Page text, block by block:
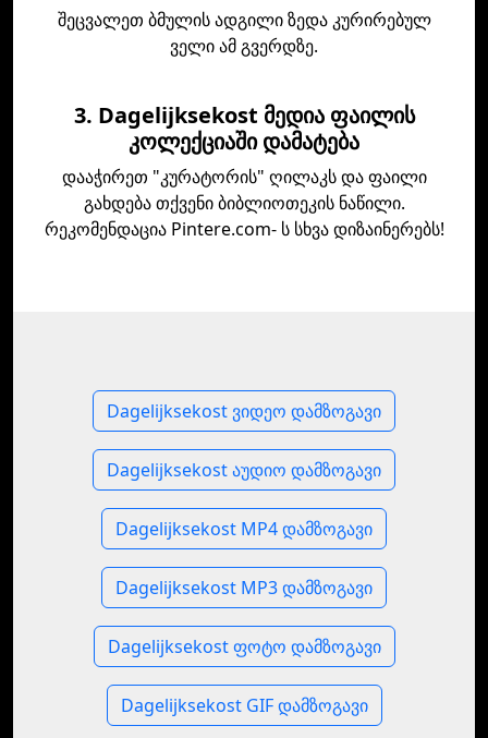
შეცვალეთ ბმულის ადგილი ზედა კურირებულ
ველი ამ გვერდზე.
3. Dagelijksekost მედია ფაილის
კოლექციაში დამატება
დააჭირეთ "კურატორის" ღილაკს და ფაილი
გახდება თქვენი ბიბლიოთეკის ნაწილი.
რეკომენდაცია Pintere.com- ს სხვა დიზაინერებს!
Dagelijksekost ვიდეო დამზოგავი
Dagelijksekost აუდიო დამზოგავი
Dagelijksekost MP4 დამზოგავი
Dagelijksekost MP3 დამზოგავი
Dagelijksekost ფოტო დამზოგავი
Dagelijksekost GIF დამზოგავი